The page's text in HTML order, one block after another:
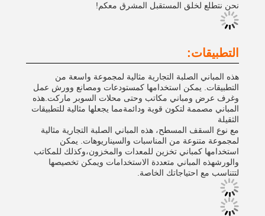
نحن نتطلع لخلق المستقبل المشرق معكم!
التطبيقات:
هذه المباني الصلبة التجارية مثالية لمجموعة واسعة من
التطبيقات. يمكن استخدامها كمستودعات ومصانع وورش عمل
وغرف عرض ومباني مكاتب وحتى محلات السوبر ماركت.هذه
المباني مصممة لتكون قوية ودائمةمما يجعلها مثالية للتطبيقات
الثقيلة
مع نوع السقف المسطح، هذه المباني الصلبة التجارية مثالية
لمجموعة متنوعة من المناسبات والسيناريوهات. يمكن
استخدامها كمباني تخزين للمعدات والمخزون،وكذلك للمكاتب
والورشهذه المباني متعددة الاستخدامات ويمكن تخصيصها
لتتناسب مع احتياجاتك الخاصة.